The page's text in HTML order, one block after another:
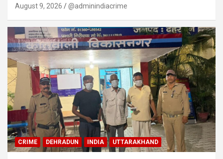
August 9, 2026 @adminindiacrime
CRIME DEHRADUN INDIA UTTARAKHAND